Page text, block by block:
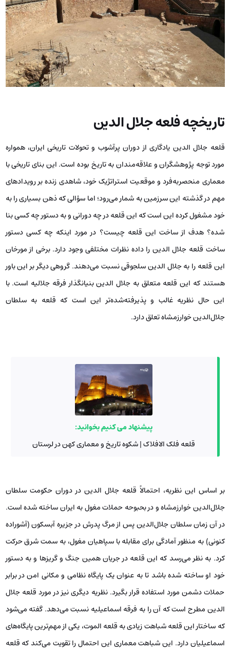
تاریخچه فلعه جلال الدین
قلعه جلال الدین یادگاری از دوران پرآشوب و تحولات تاریخی ایران، همواره
مورد توجه پژوهشگران و علاقه‌مندان به تاریخ بوده است. این بنای تاریخی با
معماری منحصربه‌فرد و موقعیت استراتژیک خود، شاهدی زنده بر رویدادهای
مهم در گذشته این سرزمین به شمار می‌رود؛ اما سؤالی که ذهن بسیاری را به
خود مشغول کرده این است که این قلعه در چه دورانی و به دستور چه کسی بنا
شده؟ هدف از ساخت این قلعه چیست؟ در مورد اینکه چه کسی دستور
ساخت قلعه جلال الدین را داده نظرات مختلفی وجود دارد. برخی از مورخان
این قلعه را به جلال الدین سلجوقی نسبت می‌دهند. گروهی دیگر بر این باور
هستند که این قلعه متعلق به جلال الدین بنیانگذار فرقه جلالیه است. با
این حال نظریه غالب و پذیرفته‌شده‌تر این است که قلعه به سلطان
جلال‌الدین خوارزمشاه تعلق دارد.
پیشنهاد می کنیم بخوانید:
قلعه فلک الافلاک | شکوه تاریخ و معماری کهن در لرستان
بر اساس این نظریه، احتمالاً قلعه جلال الدین در دوران حکومت سلطان
جلال‌الدین خوارزمشاه و در بحبوحه حملات مغول به ایران ساخته شده است.
در آن زمان سلطان جلال‌الدین پس از مرگ پدرش در جزیره آبسکون (آشوراده
کنونی) به منظور آمادگی برای مقابله با سپاهیان مغول، به سمت شرق حرکت
کرد. به نظر می‌رسد که این قلعه در جریان همین جنگ و گریزها و به دستور
خود او ساخته شده باشد تا به عنوان یک پایگاه نظامی و مکانی امن در برابر
حملات دشمن مورد استفاده قرار بگیرد. نظریه دیگری نیز در مورد قلعه جلال
الدین مطرح است که آن را به فرقه اسماعیلیه نسبت می‌دهد. گفته می‌شود
که ساختار این قلعه شباهت زیادی به قلعه الموت، یکی از مهم‌ترین پایگاه‌های
اسماعیلیان دارد. این شباهت معماری این احتمال را تقویت می‌کند که قلعه